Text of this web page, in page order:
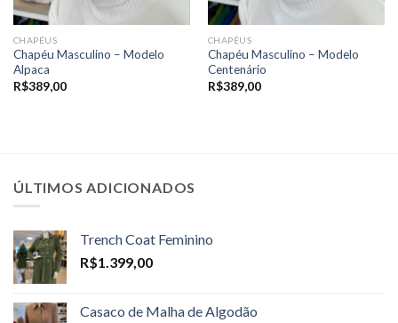
CHAPÉUS
Chapéu Masculino – Modelo
Alpaca
R$389,00
CHAPÉUS
Chapéu Masculino – Modelo
Centenário
R$389,00
ÚLTIMOS ADICIONADOS
Trench Coat Feminino
R$1.399,00
Casaco de Malha de Algodão